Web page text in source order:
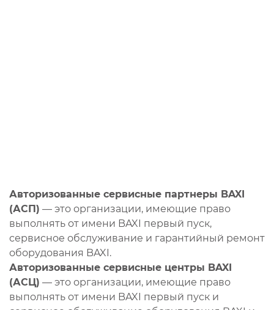
Авторизованные сервисные партнеры BAXI
(АСП) — это организации, имеющие право
выполнять от имени BAXI первый пуск,
сервисное обслуживание и гарантийный ремонт
оборудования BAXI.
Авторизованные сервисные центры BAXI
(АСЦ) — это организации, имеющие право
выполнять от имени BAXI первый пуск и